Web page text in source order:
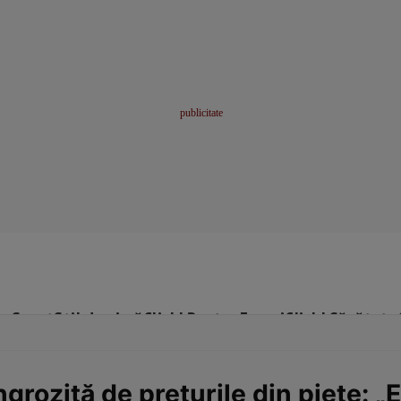
SportStil de viațăClick! Pentru FemeiClick! Sănătate
de prețurile din piețe: